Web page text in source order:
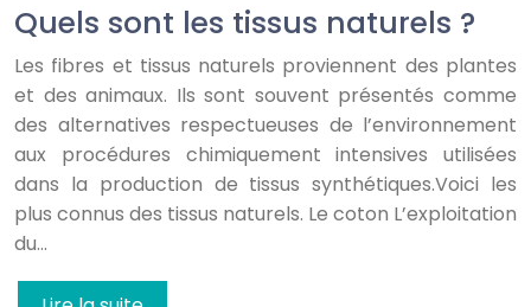
Quels sont les tissus naturels ?
Les fibres et tissus naturels proviennent des plantes
et des animaux. Ils sont souvent présentés comme
des alternatives respectueuses de l’environnement
aux procédures chimiquement intensives utilisées
dans la production de tissus synthétiques.Voici les
plus connus des tissus naturels. Le coton L’exploitation
du…